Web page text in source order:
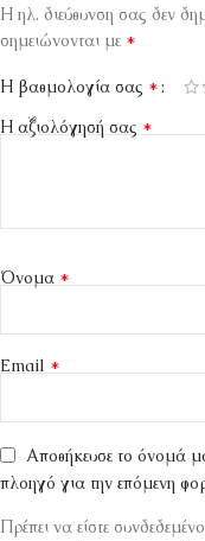
Η ηλ. διεύθυνση σας δεν
σημειώνονται με *
Η βαθμολογία σας *
Η αξιολόγησή σας *
Όνομα *
Email *
Αποθήκευσε το όνομά
πλοηγό για την επόμενη
Πρέπει να είστε